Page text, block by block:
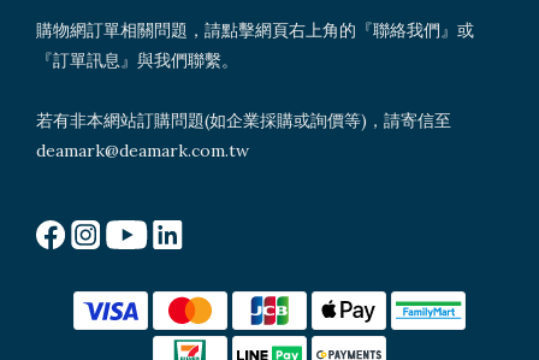
購物網訂單相關問題，請點擊網頁右上角的『聯絡我們』或
『訂單訊息』與我們聯繫。
若有非本網站訂購問題(如企業採購或詢價等)，請寄信至
deamark@deamark.com.tw